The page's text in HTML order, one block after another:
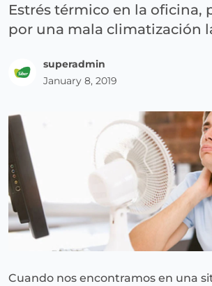
Estrés térmico en la oficina,
por una mala climatización
superadmin
January 8, 2019
Cuando nos encontramos en una